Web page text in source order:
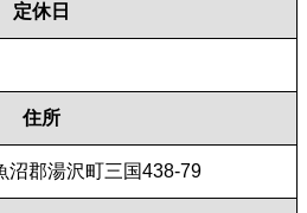
定休日
住所
沼郡湯沢町三国438-79